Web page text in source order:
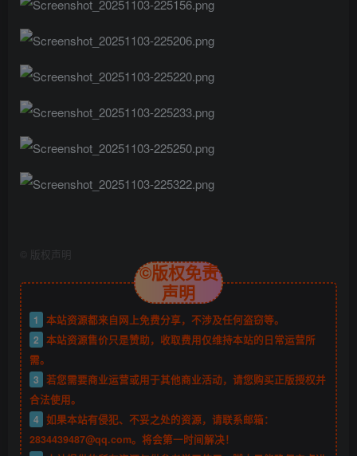
版权声明
©版权免责
声明
1
本站资源都来自网上免费分享，不涉及任何盗窃等。
2 本站资源售价只是赞助，收取费用仅维持本站的日常运营所
需。
3 若您需要商业运营或用于其他商业活动，请您购买正版授权并
合法使用。
4 如果本站有侵犯、不妥之处的资源，请联系邮箱：
2834439487@qq.com。将会第一时间解决！